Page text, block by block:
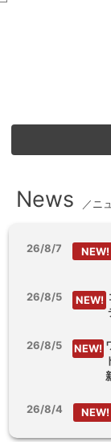
News ／ニ
26/8/7 NEW!
26/8/5 NEW!
26/8/5 NEW!
26/8/4 NEW!